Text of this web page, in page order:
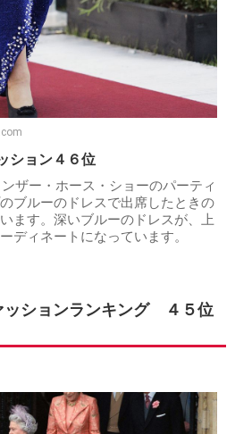
ション４６位
ザー・ホース・ショーのパーティ
ブルーのドレスで出席したときの
ます。深いブルーのドレスが、上
ディネートになっています。
ッションランキング ４５位